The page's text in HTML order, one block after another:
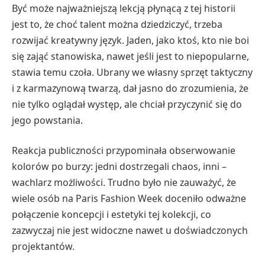
Być może najważniejszą lekcją płynącą z tej historii
jest to, że choć talent można dziedziczyć, trzeba
rozwijać kreatywny język. Jaden, jako ktoś, kto nie boi
się zająć stanowiska, nawet jeśli jest to niepopularne,
stawia temu czoła. Ubrany we własny sprzęt taktyczny
i z karmazynową twarzą, dał jasno do zrozumienia, że ​​
nie tylko oglądał występ, ale chciał przyczynić się do
jego powstania.
Reakcja publiczności przypominała obserwowanie
kolorów po burzy: jedni dostrzegali chaos, inni –
wachlarz możliwości. Trudno było nie zauważyć, że
wiele osób na Paris Fashion Week doceniło odważne
połączenie koncepcji i estetyki tej kolekcji, co
zazwyczaj nie jest widoczne nawet u doświadczonych
projektantów.